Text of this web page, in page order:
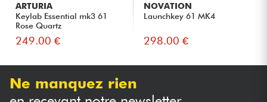
ARTURIA
Keylab Essential mk3 61
Rose Quartz
249.00 €
NOVATION
Launchkey 61 MK4
298.00 €
Ne manquez rien